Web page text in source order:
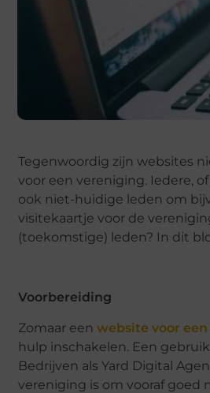
Tegenwoordig zijn websites
voor een vereniging. Iedere,
ook niet-huidige leden om
visitekaartje voor de
(toekomstige) leden? In dit
Voorbereiding
Zomaar een website voor
hulp inschakelen. Een
Bedrijven als Yard Digital
vereniging is om vooraf goed